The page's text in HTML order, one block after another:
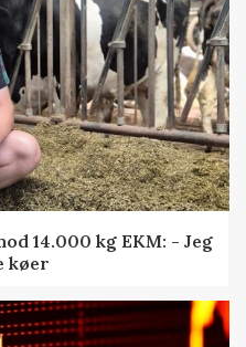
14.000 kg EKM: - Jeg
køer